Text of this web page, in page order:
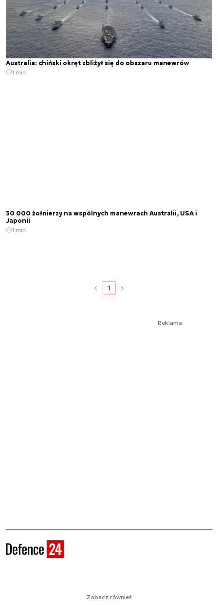
Australia: chiński okręt zbliżył się do obszaru manewrów
1 min.
30 000 żołnierzy na wspólnych manewrach Australii, USA i
Japonii
1 min.
1
Reklama
Zobacz również